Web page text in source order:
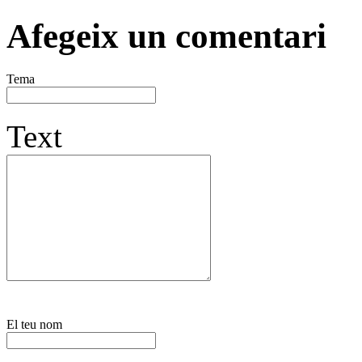
Afegeix un comentari
Tema
Text
El teu nom